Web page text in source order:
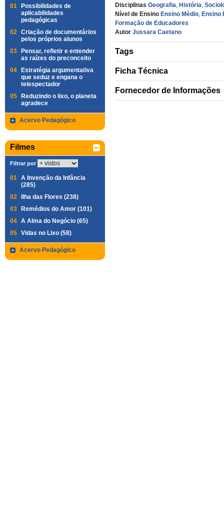
01
Possibilidades de
aplicabilidades
pedagógicas
02 Criação de documentários
pelos próprios alunos
03
Pensar, refletir e entender
as raízes do preconceito
04
Estratégia argumentativa
que seduz e engana o
telespectador
05
Reduzindo o lixo, o planeta
agradece
Acervo Pedagógico
Filmes
Filtrar por
01 A Invenção da Infância
(285)
02
Ilha das Flores (238)
03
Remédios do Amor (101)
04 A Alma do Negócio (65)
05 Vidas no Lixo (58)
Acervo Pedagógico
Disciplinas Geografia, História,
Nível de Ensino Ensino Médio, Ensino
Formação de Educadores
Autor Jussara Caetano
Tags
Ficha Técnica
Fornecedor de Informações